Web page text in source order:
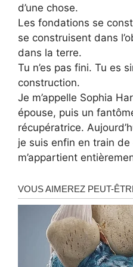
d’une chose.
Les fondations se
se construisent dans
dans la terre.
Tu n’es pas fini. Tu es
construction.
Je m’appelle Sophia
épouse, puis un
récupératrice.
je suis enfin en train
m’appartient